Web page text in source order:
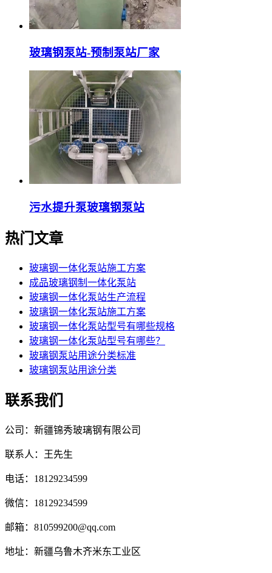
玻璃钢泵站-预制泵站厂家
污水提升泵玻璃钢泵站
热门文章
玻璃钢一体化泵站施工方案
成品玻璃钢制一体化泵站
玻璃钢一体化泵站生产流程
玻璃钢一体化泵站施工方案
玻璃钢一体化泵站型号有哪些规格
玻璃钢一体化泵站型号有哪些？
玻璃钢泵站用途分类标准
玻璃钢泵站用途分类
联系我们
公司：新疆锦秀玻璃钢有限公司
联系人：王先生
电话：18129234599
微信：18129234599
邮箱：810599200@qq.com
地址：新疆乌鲁木齐米东工业区